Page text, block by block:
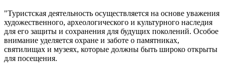
"Туристская деятельность осуществляется на основе уважения
художественного, археологического и культурного наследия
для его защиты и сохранения для будущих поколений. Особое
внимание уделяется охране и заботе о памятниках,
святилищах и музеях, которые должны быть широко открыты
для посещения.